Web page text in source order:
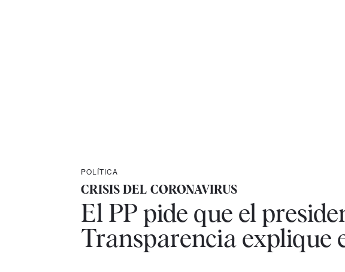
POLÍTICA
CRISIS DEL CORONAVIRUS
El PP pide que el
Transparencia explique